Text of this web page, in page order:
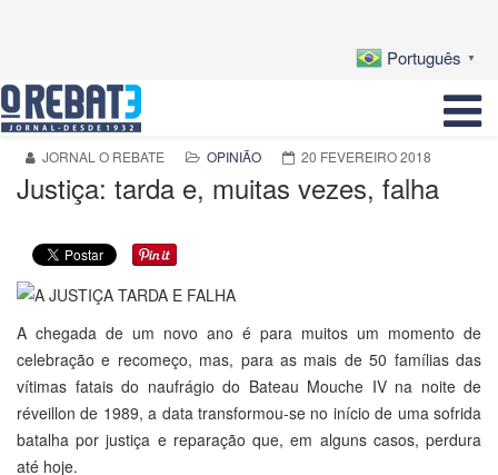
Português ▼
JORNAL O REBATE OPINIÃO 20 FEVEREIRO 2018
Justiça: tarda e, muitas vezes, falha
A chegada de um novo ano é para muitos um momento de
celebração e recomeço, mas, para as mais de 50 famílias das
vítimas fatais do naufrágio do Bateau Mouche IV na noite de
réveillon de 1989, a data transformou-se no início de uma sofrida
batalha por justiça e reparação que, em alguns casos, perdura
até hoje.